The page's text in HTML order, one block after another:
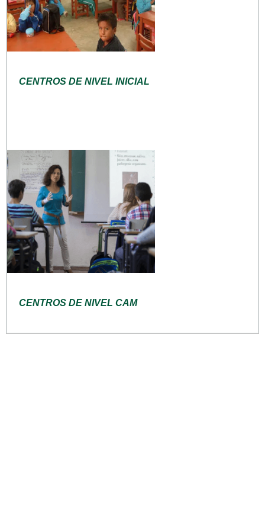
CENTROS DE NIVEL INICIAL
CENTROS DE NIVEL CAM